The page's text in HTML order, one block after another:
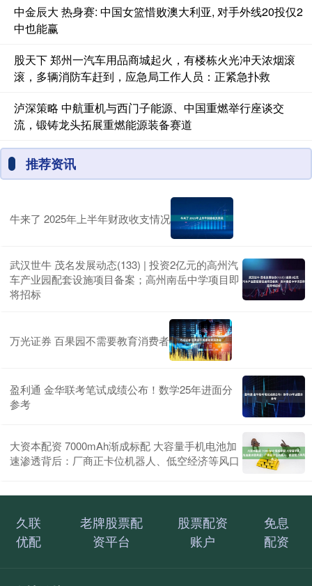
中金辰大 热身赛: 中国女篮惜败澳大利亚, 对手外线20投仅2
中也能赢
股天下 郑州一汽车用品商城起火，有楼栋火光冲天浓烟滚
滚，多辆消防车赶到，应急局工作人员：正紧急扑救
泸深策略 中航重机与西门子能源、中国重燃举行座谈交
流，锻铸龙头拓展重燃能源装备赛道
推荐资讯
牛来了 2025年上半年财政收支情况
武汉世牛 茂名发展动态(133) | 投资2亿元的高州汽
车产业园配套设施项目备案；高州南岳中学项目即
将招标
万光证券 百果园不需要教育消费者
盈利通 金华联考笔试成绩公布！数学25年进面分
参考
大资本配资 7000mAh渐成标配 大容量手机电池加
速渗透背后：厂商正卡位机器人、低空经济等风口
久联
优配
老牌股票配
资平台
股票配资
账户
免息
配资